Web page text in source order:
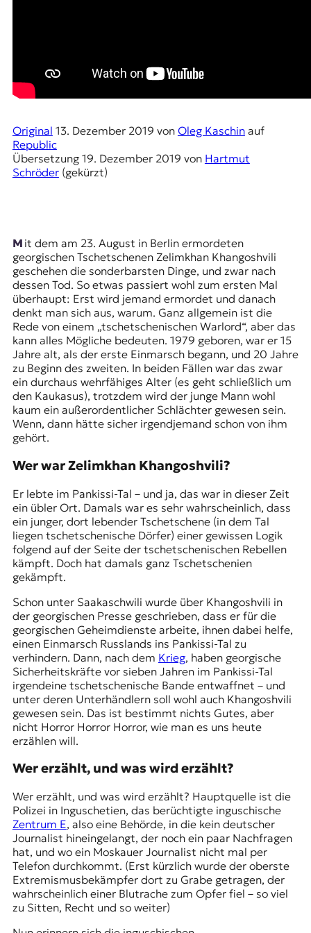
u
O
e
u
r
o
Original 13. Dezember 2019 von Oleg Kaschinauf
Republic
Übersetzung 19. Dezember 2019 von Hartmut
Schröder(gekürzt)
Mit dem am 23. August in Berlin ermordeten
georgischen Tschetschenen Zelimkhan Khangoshvili
geschehen die sonderbarsten Dinge, und zwar nach
dessen Tod. So etwas passiert wohl zum ersten Mal
überhaupt: Erst wird jemand ermordet und danach
denkt man sich aus, warum. Ganz allgemein ist die
Rede von einem „tschetschenischen Warlord“, aber das
kann alles Mögliche bedeuten. 1979 geboren, war er 15
Jahre alt, als der erste Einmarschbegann, und 20 Jahre
zu Beginn des zweiten. In beiden Fällen war das zwar
ein durchaus wehrfähiges Alter (es geht schließlich um
den Kaukasus), trotzdem wird der junge Mann wohl
kaum ein außerordentlicher Schlächter gewesen sein.
Wenn, dann hätte sicher irgendjemand schon von ihm
gehört.
Wer war Zelimkhan Khangoshvili?
Er lebte im Pankissi-Tal – und ja, das war in dieser Zeit
ein übler Ort. Damals war es sehr wahrscheinlich, dass
ein junger, dort lebender Tschetschene (in dem Tal
liegen tschetschenische Dörfer) einer gewissen Logik
folgend auf der Seite der tschetschenischen Rebellen
kämpft. Doch hat damals ganz Tschetschenien
gekämpft.
Schon unter Saakaschwili wurde über Khangoshvili in
der georgischen Presse geschrieben, dass er für die
georgischen Geheimdienste arbeite, ihnen dabei helfe,
einen Einmarsch Russlands ins Pankissi-Tal zu
verhindern. Dann, nach dem Krieg, haben georgische
Sicherheitskräfte vor sieben Jahren im Pankissi-Tal
irgendeine tschetschenische Bande entwaffnet – und
unter deren Unterhändlern soll wohl auch Khangoshvili
gewesen sein. Das ist bestimmt nichts Gutes, aber
nicht Horror Horror Horror, wie man es uns heute
erzählen will.
Wer erzählt, und was wird erzählt?
Wer erzählt, und was wird erzählt? Hauptquelle ist die
Polizei in Inguschetien, das berüchtigte inguschische
Zentrum E, also eine Behörde, in die kein deutscher
Journalist hineingelangt, der noch ein paar Nachfragen
hat, und wo ein Moskauer Journalist nicht mal per
Telefon durchkommt. (Erst kürzlich wurde der oberste
Extremismusbekämpferdort zu Grabe getragen, der
wahrscheinlich einer Blutrache zum Opfer fiel – so viel
zu Sitten, Recht und so weiter)